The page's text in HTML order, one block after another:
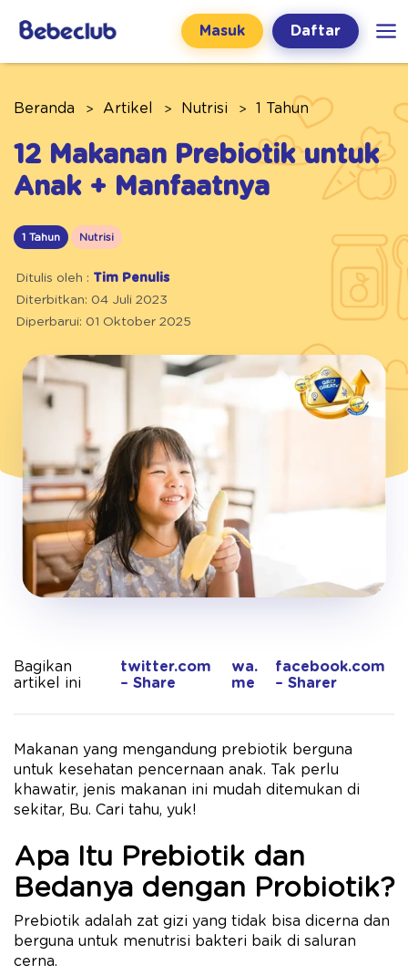
Masuk Daftar
Beranda Artikel Nutrisi 1 Tahun
12 Makanan Prebiotik untuk
Anak + Manfaatnya
1 Tahun Nutrisi
Ditulis oleh : Tim Penulis
Diterbitkan: 04 Juli 2023
Diperbarui: 01 Oktober 2025
Bagikan
artikel ini
twitter.com
– Share
wa.
me
facebook.com
– Sharer
Makanan yang mengandung prebiotik berguna
untuk kesehatan pencernaan anak. Tak perlu
khawatir, jenis makanan ini mudah ditemukan di
sekitar, Bu. Cari tahu, yuk!
Apa Itu Prebiotik dan
Bedanya dengan Probiotik?
Prebiotik adalah zat gizi yang tidak bisa dicerna dan
berguna untuk menutrisi bakteri baik di saluran
cerna.